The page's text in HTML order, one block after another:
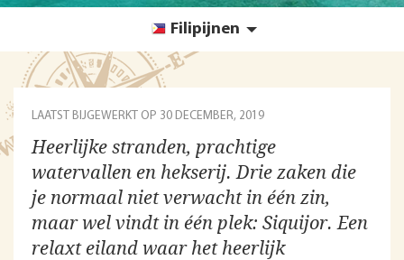
Filipijnen
LAATST BIJGEWERKT OP 30 DECEMBER, 2019
Heerlijke stranden, prachtige
watervallen en hekserij. Drie zaken die
je normaal niet verwacht in één zin,
maar wel vindt in één plek: Siquijor. Een
relaxt eiland waar het heerlijk